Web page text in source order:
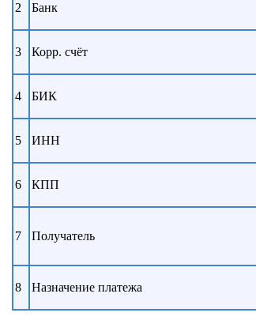
2 Банк
3 Корр. счёт
4 БИК
5 ИНН
6 КПП
7 Получатель
8 Назначение платежа